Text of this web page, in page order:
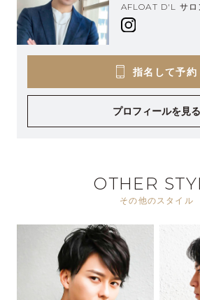
AFLOAT D'L サロ
指名して予約
プロフィールを見る
OTHER
その他のスタイル